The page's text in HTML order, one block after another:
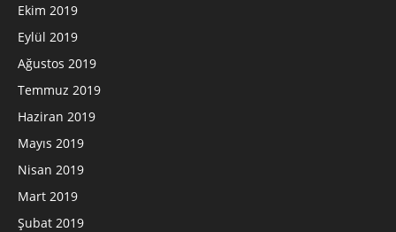
Ekim 2019
Eylül 2019
Ağustos 2019
Temmuz 2019
Haziran 2019
Mayıs 2019
Nisan 2019
Mart 2019
Şubat 2019